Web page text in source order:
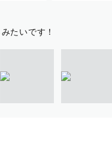
たいです！